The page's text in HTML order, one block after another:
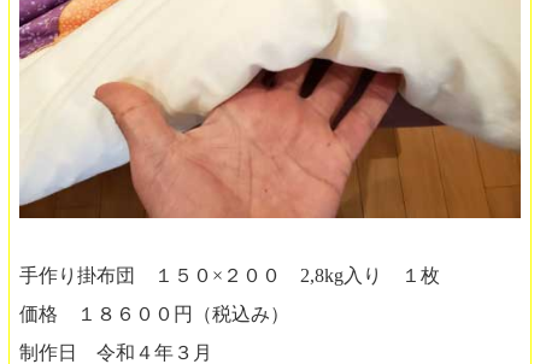
手作り掛布団 １５０×２００ 2,8kg入り １枚
価格 １８６００円（税込み）
制作日 令和４年３月